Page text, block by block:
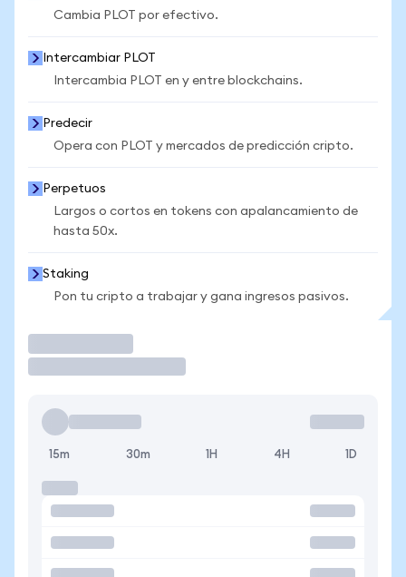
Cambia PLOT por efectivo.
Intercambiar PLOT
Intercambia PLOT en y entre blockchains.
Predecir
Opera con PLOT y mercados de predicción cripto.
Perpetuos
Largos o cortos en tokens con apalancamiento de
hasta 50x.
Staking
Pon tu cripto a trabajar y gana ingresos pasivos.
15m 30m 1H 4H 1D